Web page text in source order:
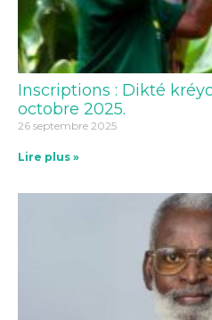
Inscriptions : Dikté
octobre 2025.
26 septembre 2025
Lire plus »